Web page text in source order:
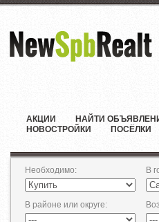
АКЦИИ НАЙТИ
НОВОСТРОЙКИ
ПОСЁЛКИ
Необходимо: В
В районе или округе: